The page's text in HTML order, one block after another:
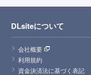
DLsiteについて
会社概要
利用規約
資金決済法に基づく表記